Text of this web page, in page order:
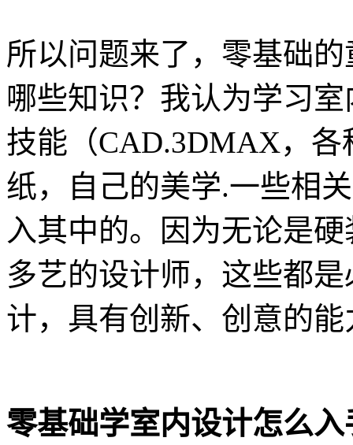
所以问题来了，零基础
哪些知识？我认为学习
技能（CAD.3DMAX，
纸，自己的美学.一些相
入其中的。因为无论是
多艺的设计师，这些都
计，具有创新、创意的能
零基础学室内设计怎么